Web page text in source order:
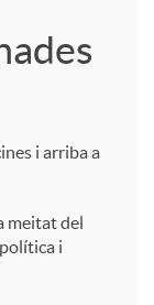
i arriba a
meitat del
i